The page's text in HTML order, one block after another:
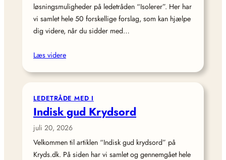
løsningsmuligheder på ledetråden “Isolerer”. Her har
vi samlet hele 50 forskellige forslag, som kan hjælpe
dig videre, når du sidder med…
Læs videre
LEDETRÅDE MED I
Indisk gud Krydsord
juli 20, 2026
Velkommen til artiklen “Indisk gud krydsord” på
Kryds.dk. På siden har vi samlet og gennemgået hele